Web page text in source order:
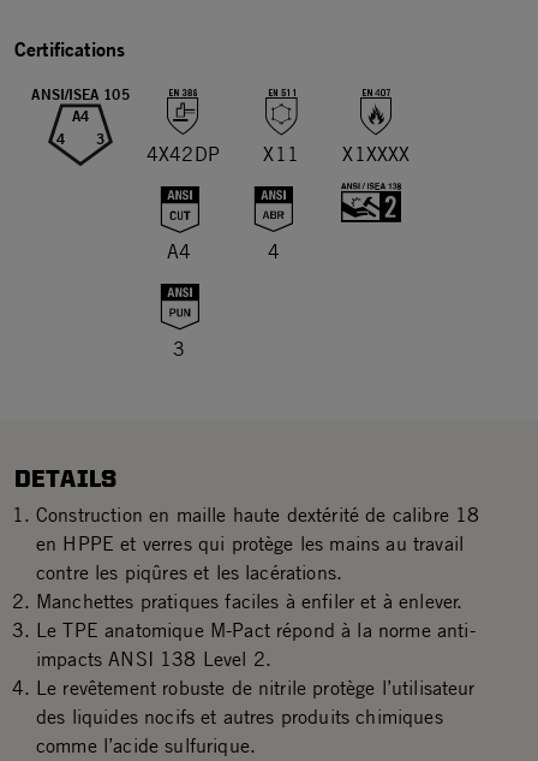
Certifications
ANSI/ISEA 105
A4
4 3
4X42DP X11 X1XXXX
A4 4
3
DETAILS
Construction en maille haute dextérité de calibre 18
en HPPE et verres qui protège les mains au travail
contre les piqûres et les lacérations.
Manchettes pratiques faciles à enfiler et à enlever.
Le TPE anatomique M-Pact répond à la norme anti-
impacts ANSI 138 Level 2.
Le revêtement robuste de nitrile protège l’utilisateur
des liquides nocifs et autres produits chimiques
comme l’acide sulfurique.